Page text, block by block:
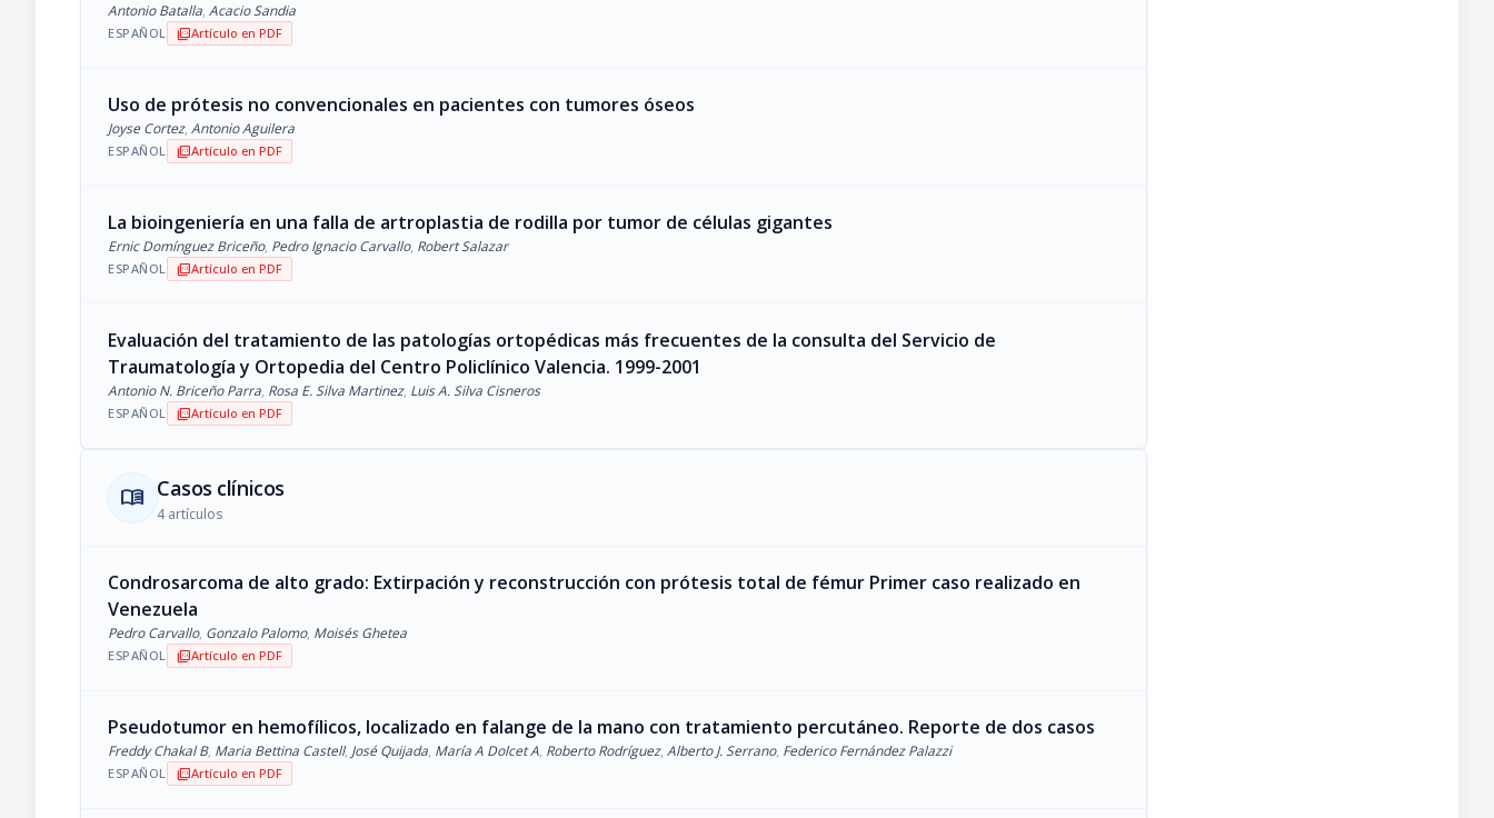
Antonio Batalla, Acacio Sandia
ESPAÑOL picture_as_pdfArtículo en PDF
Uso de prótesis no convencionales en pacientes con tumores óseos
Joyse Cortez, Antonio Aguilera
ESPAÑOL picture_as_pdfArtículo en PDF
La bioingeniería en una falla de artroplastia de rodilla por tumor de células gigantes
Ernic Domínguez Briceño, Pedro Ignacio Carvallo, Robert Salazar
ESPAÑOL picture_as_pdfArtículo en PDF
Evaluación del tratamiento de las patologías ortopédicas más frecuentes de la consulta del Servicio de
Traumatología y Ortopedia del Centro Policlínico Valencia. 1999-2001
Antonio N. Briceño Parra, Rosa E. Silva Martinez, Luis A. Silva Cisneros
ESPAÑOL picture_as_pdfArtículo en PDF
menu_book Casos clínicos
4 artículos
Condrosarcoma de alto grado: Extirpación y reconstrucción con prótesis total de fémur Primer caso realizado en
Venezuela
Pedro Carvallo, Gonzalo Palomo, Moisés Ghetea
ESPAÑOL picture_as_pdfArtículo en PDF
Pseudotumor en hemofílicos, localizado en falange de la mano con tratamiento percutáneo. Reporte de dos casos
Freddy Chakal B, Maria Bettina Castell, José Quijada, María A Dolcet A, Roberto Rodríguez, Alberto J. Serrano, Federico Fernández Palazzi
ESPAÑOL picture_as_pdfArtículo en PDF